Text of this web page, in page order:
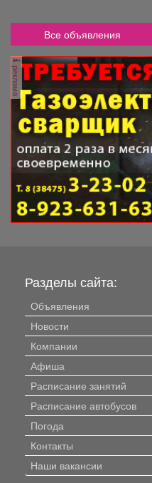
Все объявления
реклама
Разделы сайта:
Объявления
Новости
Компании
Афиша
Расписание занятий
Расписание автобусов
Погода
Контакты
Наши вакансии